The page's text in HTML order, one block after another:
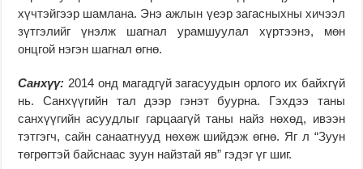
хүчтэйгээр шамлана. Энэ ажлын үеэр загасныхны хичээл
зүтгэлийг үнэлж шагнал урамшуулал хүртээнэ, мөн
онцгой нэгэн шагнал өгнө.
Санхүү: 2014 онд магадгүй загасуудын орлого их байхгүй
нь. Санхүүгийн тал дээр гэнэт буурна. Гэхдээ таны
санхүүгийн асуудлыг гарцаагүй таны найз нөхөд, ивээн
тэтгэгч, сайн санаатнууд нөхөж шийдэж өгнө. Яг л “Зуун
төгрөгтэй байснаас зуун найзтай яв” гэдэг үг шиг.